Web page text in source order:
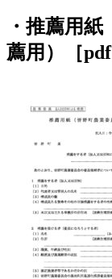
・推薦用
薦用）［pdf